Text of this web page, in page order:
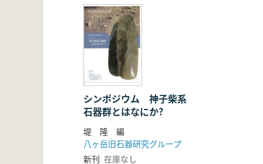
シンポジウム 神子柴系
石器群とはなにか?
堤 隆 編
八ヶ岳旧石器研究グループ
新刊 在庫なし